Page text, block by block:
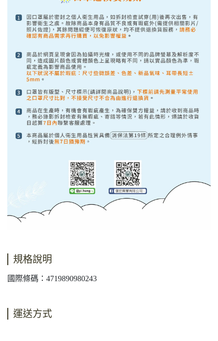
規格說明
國際條碼：4719890980243
運送方式